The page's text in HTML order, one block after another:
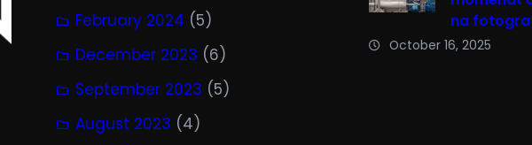
February 2024 (5)
December 2023 (6)
September 2023 (5)
August 2023 (4)
na
October 16, 2025